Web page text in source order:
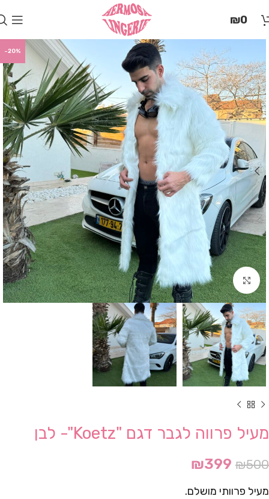
זֶה
"המרכז
הישראלי
לְהַנְגָּשָׁת
אָתָרִים".
הַמְּסַיַּעַת
לִנְגִישׁוּת
הָאֲתָר.
לִפְתִיחַת
תַּפְרִיט
הֵנְּגִישׁוּת
לְחַץ
ALT+0
₪0
-20%
Click to enlarge
מעיל פרווה לגבר דגם "Koetz"- לבן
₪500
₪399
מעיל פרוותי מושלם.